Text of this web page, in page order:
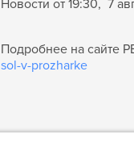
Новости от 19:30, 7
Подробнее на сайте
sol-v-prozharke